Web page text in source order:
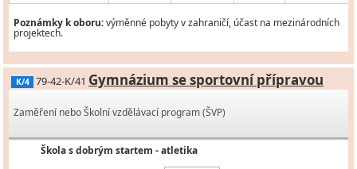
Poznámky k oboru:výměnné pobyty v zahraničí, účast na mezinárodních
projektech.
K/4 79-42-K/41 Gymnázium se sportovní přípravou
Zaměření nebo Školní vzdělávací program (ŠVP)
Škola s dobrým startem - atletika